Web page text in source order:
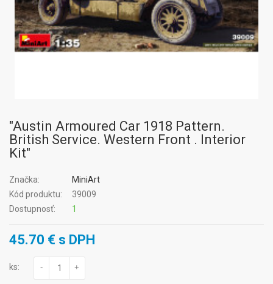
"Austin Armoured Car 1918 Pattern.
British Service. Western Front . Interior
Kit"
Značka:
MiniArt
Kód produktu:
39009
Dostupnosť:
1
45.70 € s DPH
ks: - +